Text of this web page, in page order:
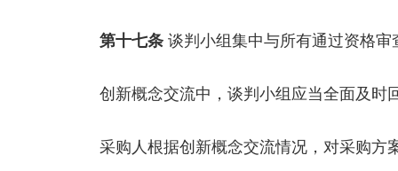
第十七条 谈判小组集中与所有通过资格
创新概念交流中，谈判小组应当全面及时
采购人根据创新概念交流情况，对采购方